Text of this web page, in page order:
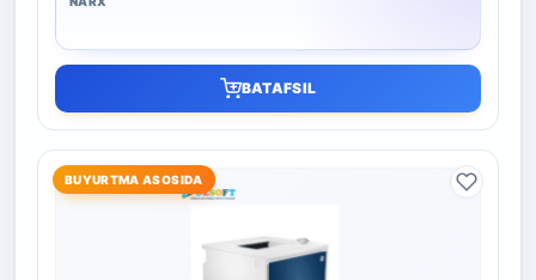
BATAFSIL
BUYURTMA ASOSIDA